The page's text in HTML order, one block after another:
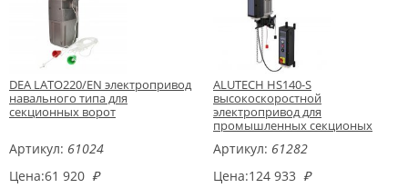
DEA LATO220/EN электропривод
навального типа для
секционных ворот
Артикул: 61024
Цена:61 920 ₽
ALUTECH HS140-S
высокоскоростной
электропривод для
промышленных секционых
Артикул: 61282
Цена:124 933 ₽